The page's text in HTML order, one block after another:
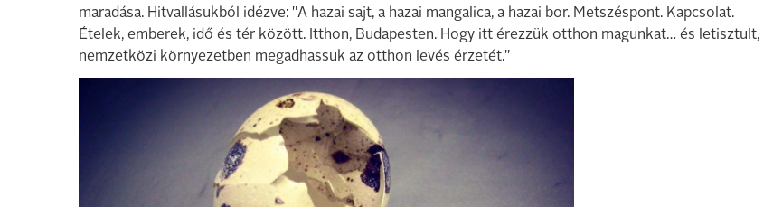
maradása. Hitvallásukból idézve: "A hazai sajt, a hazai mangalica, a hazai bor. Metszéspont. Kapcsolat.
Ételek, emberek, idő és tér között. Itthon, Budapesten. Hogy itt érezzük otthon magunkat… és letisztult,
nemzetközi környezetben megadhassuk az otthon levés érzetét."